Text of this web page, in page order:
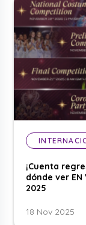
¡Cuenta
dónde ver
2025
18 Nov 2025